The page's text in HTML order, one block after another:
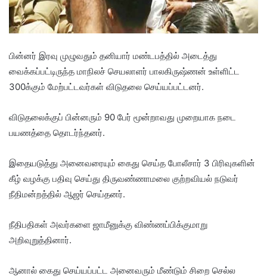
பின்னர் இரவு முழுவதும் தனியார் மண்டபத்தில் அடைத்து
வைக்கப்பட்டிருந்த மாநிலச் செயலாளர் பாலகிருஷ்ணன் உள்ளிட்ட
300க்கும் மேற்பட்டவர்கள் விடுதலை செய்யப்பட்டனர்.
விடுதலைக்குப் பின்னரும் 90 பேர் மூன்றாவது முறையாக நடை
பயணத்தை தொடர்ந்தனர்.
இதையடுத்து அனைவரையும் கைது செய்த போலீசார் 3 பிரிவுகளின்
கீழ் வழக்கு பதிவு செய்து திருவண்ணாமலை குற்றவியல் நடுவர்
நீதிமன்றத்தில் ஆஜர் செய்தனர்.
நீதிபதிகள் அவர்களை ஜாமீனுக்கு விண்ணப்பிக்குமாறு
அறிவுறுத்தினார்.
ஆனால் கைது செய்யப்பட்ட அனைவரும் மீண்டும் சிறை செல்ல